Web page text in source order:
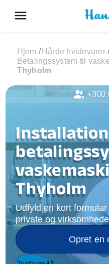
menu
Hjem / Hårde hvidevarer
Betalingssystem til
Thyholm
Thyholm
Udfyld en kort
private og
Opret en